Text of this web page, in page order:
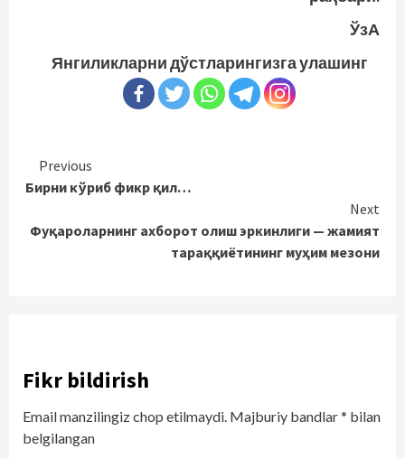
ЎзА
Янгиликларни дўстларингизга улашинг
Continue
Reading
Previous
Бирни кўриб фикр қил…
Next
Фуқароларнинг ахборот олиш эркинлиги — жамият
тараққиётининг муҳим мезони
Fikr bildirish
Email manzilingiz chop etilmaydi. Majburiy bandlar* bilan
belgilangan